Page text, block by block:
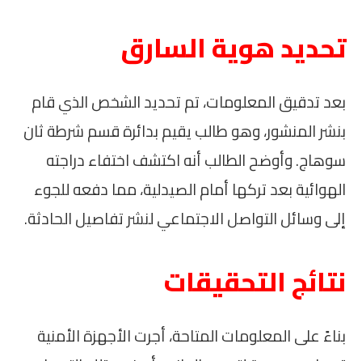
تحديد هوية السارق
بعد تدقيق المعلومات، تم تحديد الشخص الذي قام
بنشر المنشور، وهو طالب يقيم بدائرة قسم شرطة ثان
سوهاج. وأوضح الطالب أنه اكتشف اختفاء دراجته
الهوائية بعد تركها أمام الصيدلية، مما دفعه للجوء
إلى وسائل التواصل الاجتماعي لنشر تفاصيل الحادثة.
نتائج التحقيقات
بناءً على المعلومات المتاحة، أجرت الأجهزة الأمنية